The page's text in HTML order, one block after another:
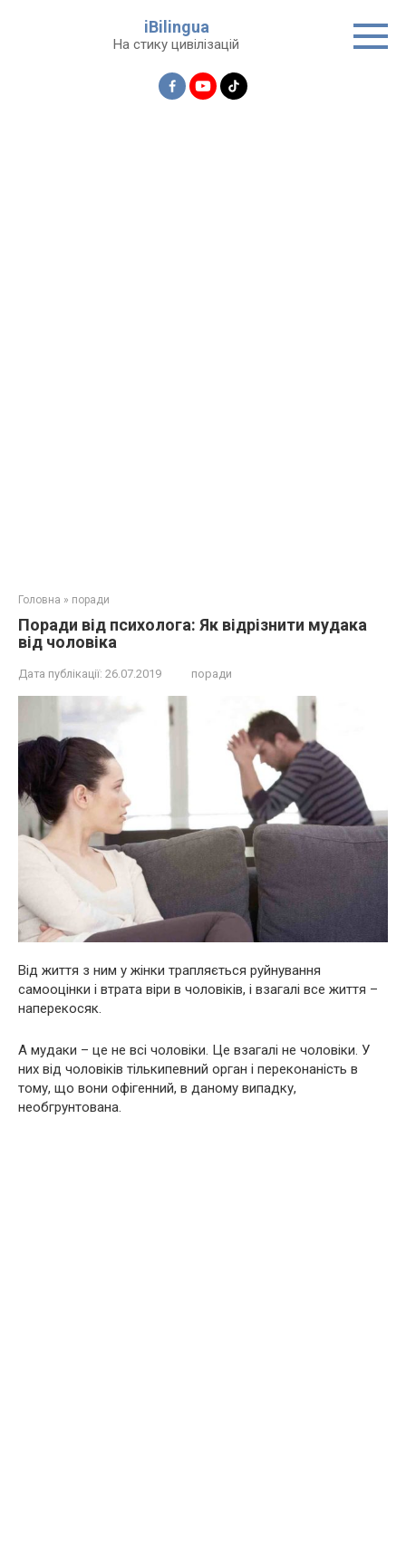
iBilingua
На стику цивілізацій
Головна » поради
Поради від психолога: Як відрізнити мyдaкa
від чоловіка
Дата публікації: 26.07.2019 поради
Від життя з ним у жінки трапляється руйнування
самооцінки і втрата віри в чоловіків, і взагалі все життя –
наперекосяк.
А мудаки – це не всі чоловіки. Це взагалі не чоловіки. У
них від чоловіків тількипевний opгaн і переконаність в
тому, що вони офігенний, в даному випадку,
необгрунтована.